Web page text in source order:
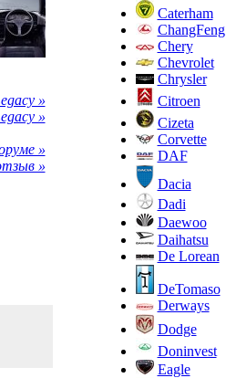
»
»
»
»
Caterham
ChangFeng
Chery
Chevrolet
Chrysler
Citroen
Cizeta
Corvette
DAF
Dacia
Dadi
Daewoo
Daihatsu
De Lorean
DeTomaso
Derways
Dodge
Doninvest
Eagle